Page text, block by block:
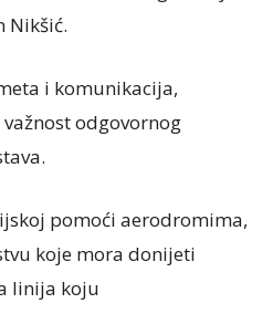
Nikšić.
i komunikacija,
odgovornog
pomoći aerodromima,
koje mora donijeti
linija koju